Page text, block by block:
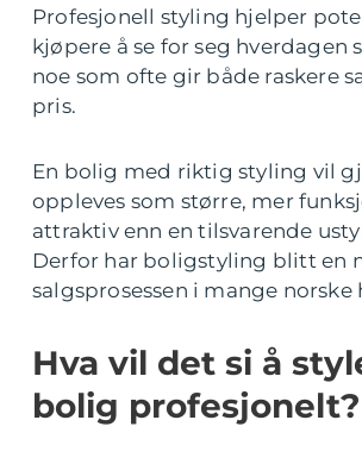
Profesjonell styling hjelper
kjøpere å se for seg hverdagen
noe som ofte gir både raskere
pris.
En bolig med riktig styling vil
oppleves som større, mer
attraktiv enn en tilsvarende
Derfor har boligstyling blitt en
salgsprosessen i mange norske
Hva vil det si å
bolig profesjonelt?